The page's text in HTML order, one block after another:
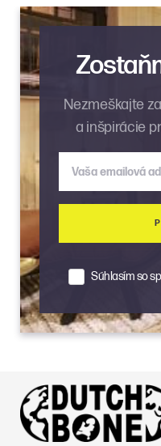
Nezmeškajte
a inšpirácie
Vaša emailová
Súhlasím so